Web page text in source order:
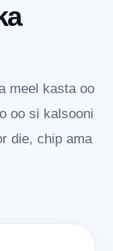
meel kasta oo
oo si kalsooni
die, chip ama